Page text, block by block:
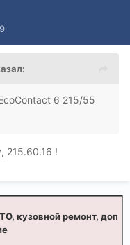
6 215/55
215.60.16 !
кузовной ремонт, доп